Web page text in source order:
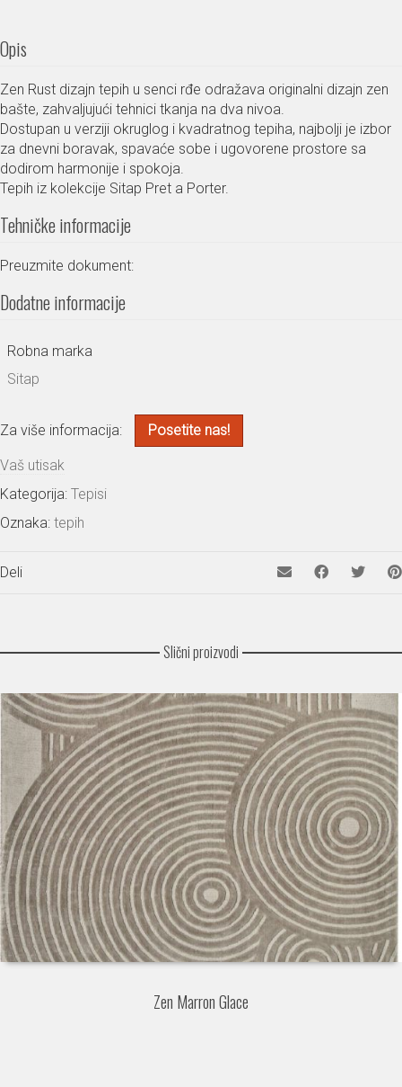
Opis
Zen Rust dizajn tepih u senci rđe odražava originalni dizajn zen
bašte, zahvaljujući tehnici tkanja na dva nivoa.
Dostupan u verziji okruglog i kvadratnog tepiha, najbolji je izbor
za dnevni boravak, spavaće sobe i ugovorene prostore sa
dodirom harmonije i spokoja.
Tepih iz kolekcije Sitap Pret a Porter.
Tehničke informacije
Preuzmite dokument:
Dodatne informacije
Robna marka
Sitap
Za više informacija: Posetite nas!
Vaš utisak
Kategorija: Tepisi
Oznaka: tepih
Deli
Slični proizvodi
Zen Marron Glace